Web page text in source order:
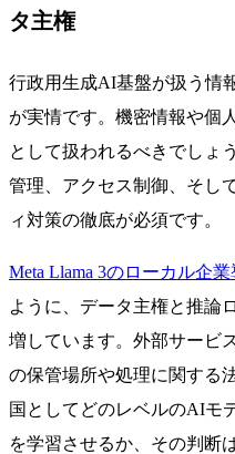
タ主権
行政用生成AI基盤が扱う情
が実情です。機密情報や個
として扱われるべきでしょ
管理、アクセス制御、そし
ィ対策の徹底が必須です。
Meta Llama 3のローカル企
ように、データ主権と推論
増しています。外部サービ
の保管場所や処理に関する
国としてどのレベルのAIモ
を学習させるか、その判断